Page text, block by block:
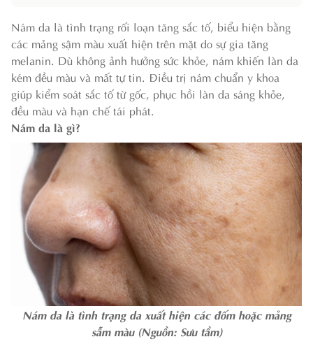
Nám da là tình trạng rối loạn tăng sắc tố, biểu hiện bằng
các mảng sậm màu xuất hiện trên mặt do sự gia tăng
melanin. Dù không ảnh hưởng sức khỏe, nám khiến làn da
kém đều màu và mất tự tin. Điều trị nám chuẩn y khoa
giúp kiểm soát sắc tố từ gốc, phục hồi làn da sáng khỏe,
đều màu và hạn chế tái phát.
Nám da là gì?
Nám da là tình trạng da xuất hiện các đốm hoặc mảng
sẫm màu (Nguồn: Sưu tầm)